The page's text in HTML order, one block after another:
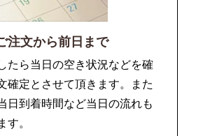
注文から前日まで
たら当日の空き状況などを確
確定とさせて頂きます。また
日到着時間など当日の流れも
す。